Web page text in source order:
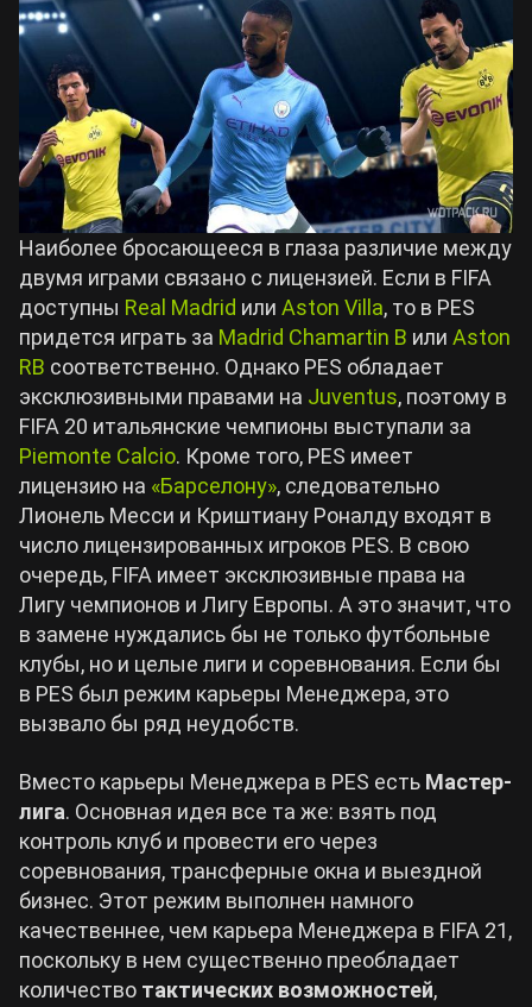
Наиболее бросающееся в глаза различие между
двумя играми связано с лицензией. Если в FIFA
доступны Real Madrid или Aston Villa, то в PES
придется играть за Madrid Chamartin B или Aston
RB соответственно. Однако PES обладает
эксклюзивными правами на Juventus, поэтому в
FIFA 20 итальянские чемпионы выступали за
Piemonte Calcio. Кроме того, PES имеет
лицензию на «Барселону», следовательно
Лионель Месси и Криштиану Роналду входят в
число лицензированных игроков PES. В свою
очередь, FIFA имеет эксклюзивные права на
Лигу чемпионов и Лигу Европы. А это значит, что
в замене нуждались бы не только футбольные
клубы, но и целые лиги и соревнования. Если бы
в PES был режим карьеры Менеджера, это
вызвало бы ряд неудобств.
Вместо карьеры Менеджера в PES есть Мастер-
лига. Основная идея все та же: взять под
контроль клуб и провести его через
соревнования, трансферные окна и выездной
бизнес. Этот режим выполнен намного
качественнее, чем карьера Менеджера в FIFA 21,
поскольку в нем существенно преобладает
количество тактических возможностей,